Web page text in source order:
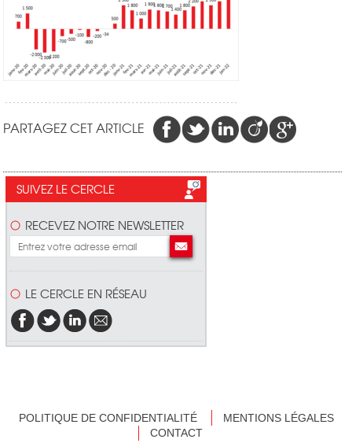
PARTAGEZ CET ARTICLE
SUIVEZ LE CERCLE
RECEVEZ NOTRE NEWSLETTER
LE CERCLE EN RÉSEAU
POLITIQUE DE CONFIDENTIALITÉ
MENTIONS LÉGALES
CONTACT